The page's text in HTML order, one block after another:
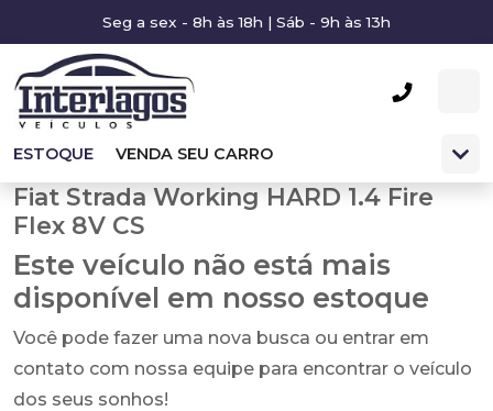
Seg a sex - 8h às 18h | Sáb - 9h às 13h
ESTOQUE VENDA SEU CARRO
Fiat Strada Working HARD 1.4 Fire
Flex 8V CS
Este veículo não está mais
disponível em nosso estoque
Você pode fazer uma nova busca ou entrar em
contato com nossa equipe para encontrar o veículo
dos seus sonhos!